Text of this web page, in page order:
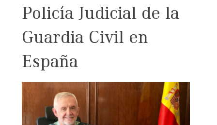
Policía Judicial de la
Guardia Civil en
España